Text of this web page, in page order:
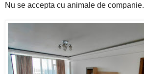
Nu se accepta cu animale de companie.